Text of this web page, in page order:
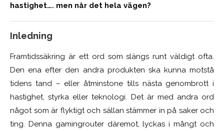
hastighet…. men når det hela vägen?
Inledning
Framtidssäkring är ett ord som slängs runt väldigt ofta.
Den ena efter den andra produkten ska kunna motstå
tidens tand – eller åtminstone tills nästa genombrott i
hastighet, styrka eller teknologi. Det är med andra ord
något som är flyktigt och sällan stämmer in på saker och
ting. Denna gamingrouter däremot, lyckas i mångt och